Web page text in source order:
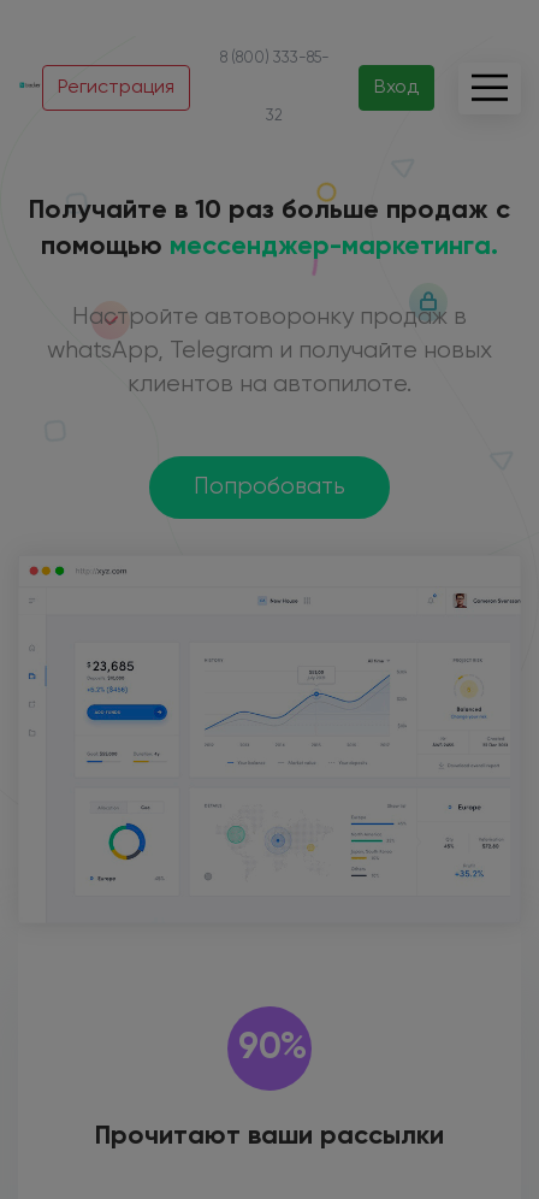
Регистрация
8 (800) 333-85-
32
Вход
Получайте в 10 раз больше продаж с
помощью мессенджер-маркетинга.
Настройте автоворонку продаж в
whatsApp, Telegram и получайте новых
клиентов на автопилоте.
Попробовать
Обзор всего сервиса
90%
Прочитают ваши рассылки